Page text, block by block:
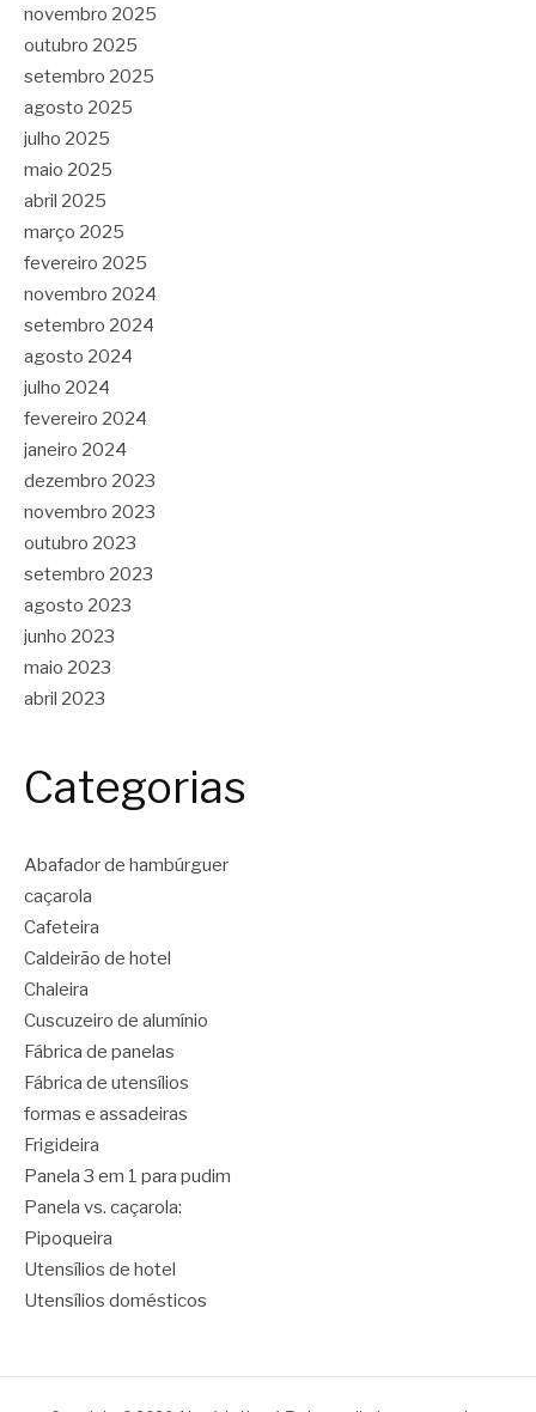
novembro 2025
outubro 2025
setembro 2025
agosto 2025
julho 2025
maio 2025
abril 2025
março 2025
fevereiro 2025
novembro 2024
setembro 2024
agosto 2024
julho 2024
fevereiro 2024
janeiro 2024
dezembro 2023
novembro 2023
outubro 2023
setembro 2023
agosto 2023
junho 2023
maio 2023
abril 2023
Categorias
Abafador de hambúrguer
caçarola
Cafeteira
Caldeirão de hotel
Chaleira
Cuscuzeiro de alumínio
Fábrica de panelas
Fábrica de utensílios
formas e assadeiras
Frigideira
Panela 3 em 1 para pudim
Panela vs. caçarola:
Pipoqueira
Utensílios de hotel
Utensílios domésticos